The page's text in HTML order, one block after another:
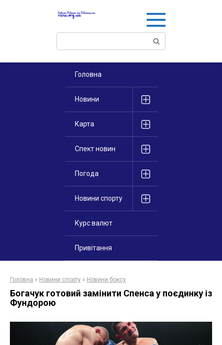
Поиск:
Головна
Новини
Карта
Спект новин
Погода
Новини спорту
Курс валют
Привітання
Головна » Новини спорту » Новини боксу
Богачук готовий замінити Спенса у поєдинку із
Фундорою